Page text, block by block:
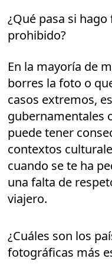
¿Qué pasa si
prohibido?
En la mayoría de
borres la foto o
casos extremos,
gubernamentales
puede tener
contextos
cuando se te ha
una falta de
viajero.
¿Cuáles son los
fotográficas más